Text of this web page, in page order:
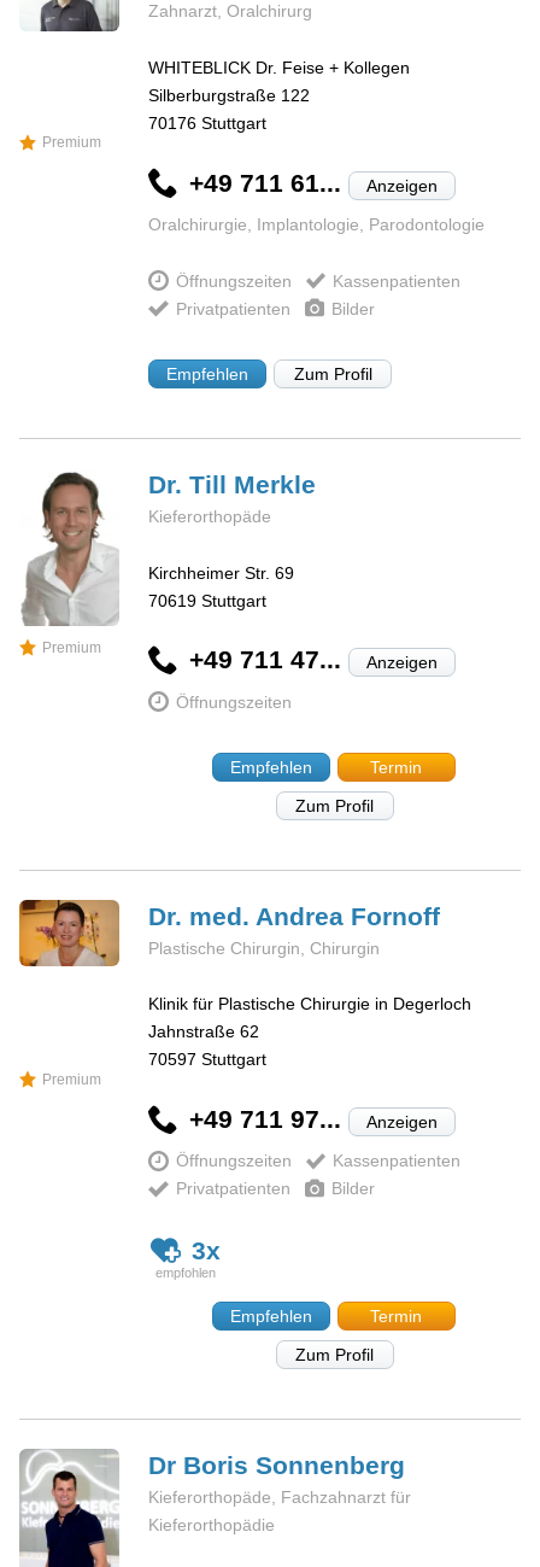
Premium
Zahnarzt, Oralchirurg
WHITEBLICK Dr. Feise + Kollegen
Silberburgstraße 122
70176 Stuttgart
+49 711 61... Anzeigen
Oralchirurgie, Implantologie, Parodontologie
Öffnungszeiten
Kassenpatienten
Privatpatienten
Bilder
Empfehlen Zum Profil
Premium
Dr. Till Merkle
Kieferorthopäde
Kirchheimer Str. 69
70619 Stuttgart
+49 711 47... Anzeigen
Öffnungszeiten
Empfehlen
Termin
Zum Profil
Premium
Dr. med. Andrea Fornoff
Plastische Chirurgin, Chirurgin
Klinik für Plastische Chirurgie in Degerloch
Jahnstraße 62
70597 Stuttgart
+49 711 97... Anzeigen
Öffnungszeiten
Kassenpatienten
Privatpatienten
Bilder
3x
Empfehlen
Termin
Zum Profil
Dr BorisSonnenberg
Kieferorthopäde, Fachzahnarzt für
Kieferorthopädie